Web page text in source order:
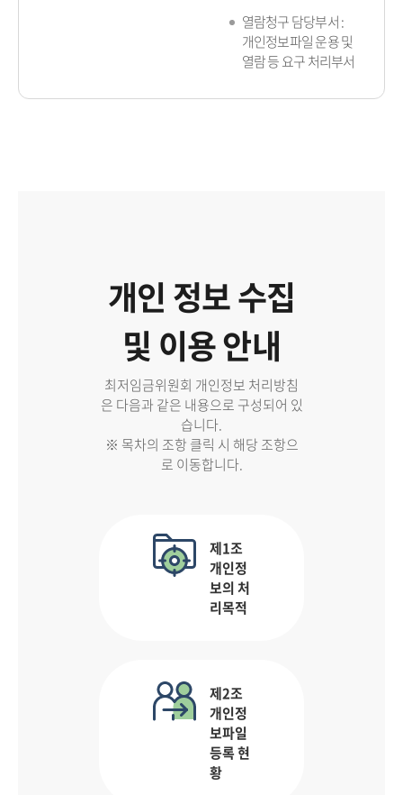
열람청구 담당부서 :
개인정보파일 운용 및
열람 등 요구 처리부서
개인 정보 수집
및 이용 안내
최저임금위원회 개인정보 처리방침
은 다음과 같은 내용으로 구성되어 있
습니다.
※ 목차의 조항 클릭 시 해당 조항으
로 이동합니다.
제1조
개인정
보의 처
리목적
제2조
개인정
보파일
등록 현
황